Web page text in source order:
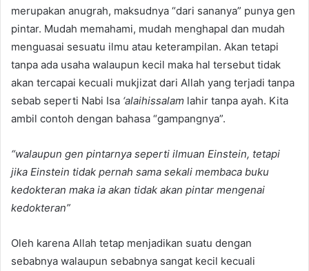
merupakan anugrah, maksudnya “dari sananya” punya gen
pintar. Mudah memahami, mudah menghapal dan mudah
menguasai sesuatu ilmu atau keterampilan. Akan tetapi
tanpa ada usaha walaupun kecil maka hal tersebut tidak
akan tercapai kecuali mukjizat dari Allah yang terjadi tanpa
sebab seperti Nabi Isa ‘alaihissalam lahir tanpa ayah. Kita
ambil contoh dengan bahasa “gampangnya”.
“walaupun gen pintarnya seperti ilmuan Einstein, tetapi
jika Einstein tidak pernah sama sekali membaca buku
kedokteran maka ia akan tidak akan pintar mengenai
kedokteran”
Oleh karena Allah tetap menjadikan suatu dengan
sebabnya walaupun sebabnya sangat kecil kecuali